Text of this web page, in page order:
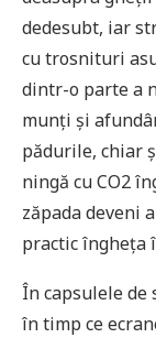
dedesubt, iar
cu trosnituri
dintr-o parte a
munți și
pădurile, chiar
ningă cu CO2
zăpada deveni
practic îngheța
În capsulele de
în timp ce